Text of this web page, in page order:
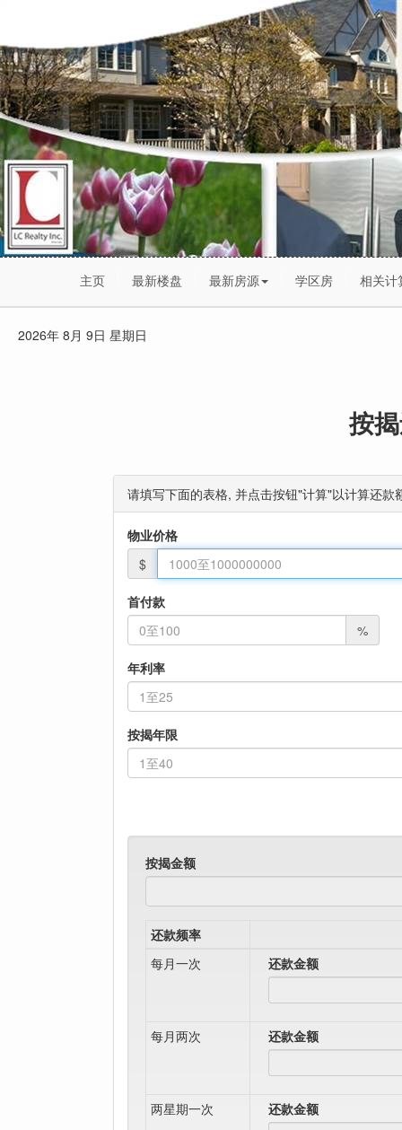
主页 最新楼盘 最新房源 学区房 相关计
2026年 8月 9日 星期日
按
请填写下面的表格, 并点击按钮"计算"以计算还款
物业价格
$
首付款
%
年利率
按揭年限
按揭金额
还款频率
每月一次
还款金额
每月两次 还款金额
两星期一次 还款金额